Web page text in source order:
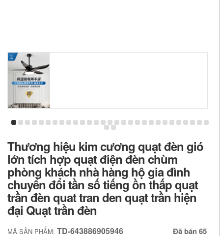
Thương hiệu kim cương quạt đèn gió
lớn tích hợp quạt điện đèn chùm
phòng khách nhà hàng hộ gia đình
chuyển đổi tần số tiếng ồn thấp quạt
trần đèn quat tran den quạt trần hiện
đại Quạt trần đèn
MÃ SẢN PHẨM: TD-643886905946 Đã bán 65